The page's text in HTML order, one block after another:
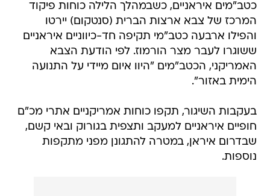
כטב"מים איראניים, כשבמהלך הלילה כוחות פיקוד
המרכז של צבא ארצות הברית (סנטקום) יירטו
והפילו ארבעה כטב"מי תקיפה חד-כיווניים איראניים
ששוגרו לעבר מצר הורמוז. לפי הודעת הצבא
האמריקני, הכטב"מים "היוו איום מיידי על התנועה
הימית באזור".
בעקבות השיגור, תקפו כוחות אמריקניים אתרי מכ"ם
חופיים איראניים למעקב ותצפית בגורוק ובאי קשם,
שבדרום איראן, במטרה להתגונן מפני מתקפות
נוספות.